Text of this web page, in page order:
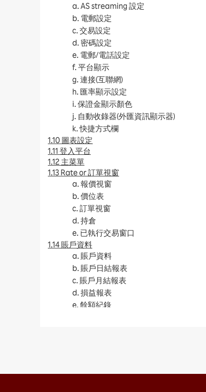
a. AS streaming 設定
b. 電郵設定
c. 交易設定
d. 密碼設定
e. 電郵/電話設定
f. 平台顯示
g. 連接(互聯網)
h. 匯率顯示設定
i. 保證金顯示顏色
j. 自動收錄器(外匯資訊顯示器)
k. 快捷方式欄
1.10 圖表設定
1.11 登入平台
1.12 主菜單
1.13 Rate or 訂單視窗
a. 報價視窗
b. 價位表
c. 訂單視窗
d. 持倉
e. 已執行交易窗口
1.14 賬戶資料
a. 賬戶資料
b. 賬戶日結報表
c. 賬戶月結報表
d. 損益報表
e. 餘額紀錄
2.1.1 無確認訊息